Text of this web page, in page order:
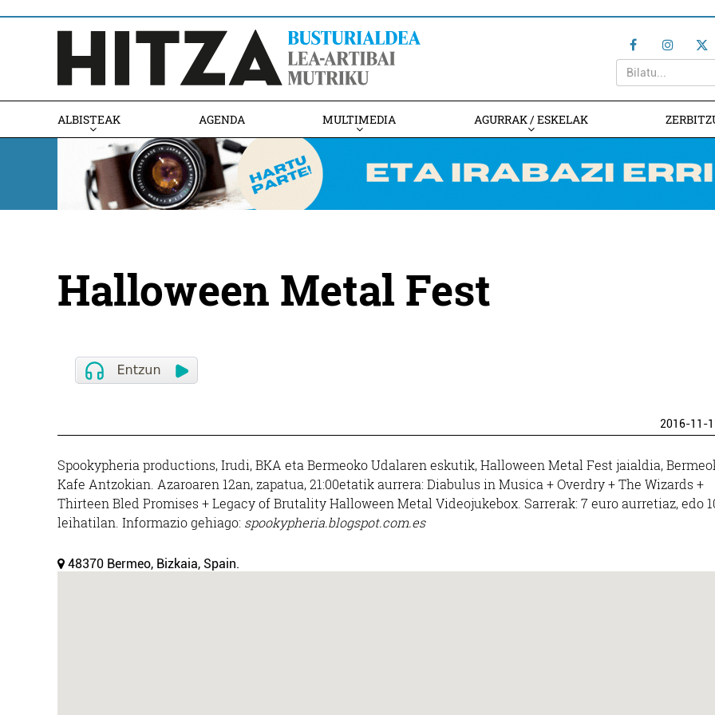
ALBISTEAK AGENDA MULTIMEDIA AGURRAK / ESKELAK
Halloween Metal Fest
2016-11-
Spookypheria productions, Irudi, BKA eta Bermeoko Udalaren eskutik, Halloween Metal Fest jaialdia,
Kafe Antzokian. Azaroaren 12an, zapatua, 21:00etatik aurrera: Diabulus in Musica + Overdry + The Wizards +
Thirteen Bled Promises + Legacy of Brutality Halloween Metal Videojukebox. Sarrerak: 7 euro aurretiaz, edo
leihatilan. Informazio gehiago: spookypheria.blogspot.com.es
48370 Bermeo, Bizkaia, Spain.